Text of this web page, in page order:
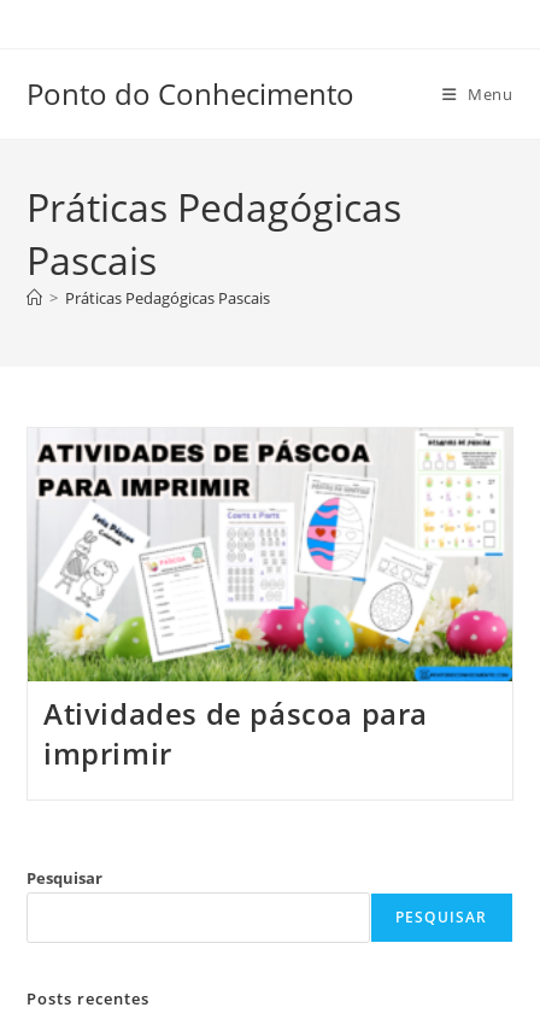
conteúdo
Ponto do Conhecimento Menu
Práticas Pedagógicas
Pascais
> Práticas Pedagógicas Pascais
Atividades de páscoa para
imprimir
Pesquisar
PESQUISAR
Posts recentes